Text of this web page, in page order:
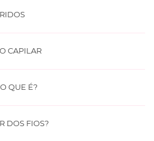
CAPILAR
QUE É?
DOS FIOS?